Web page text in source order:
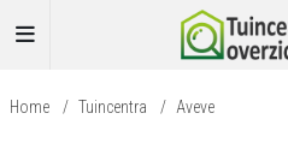
Home / Tuincentra / Aveve